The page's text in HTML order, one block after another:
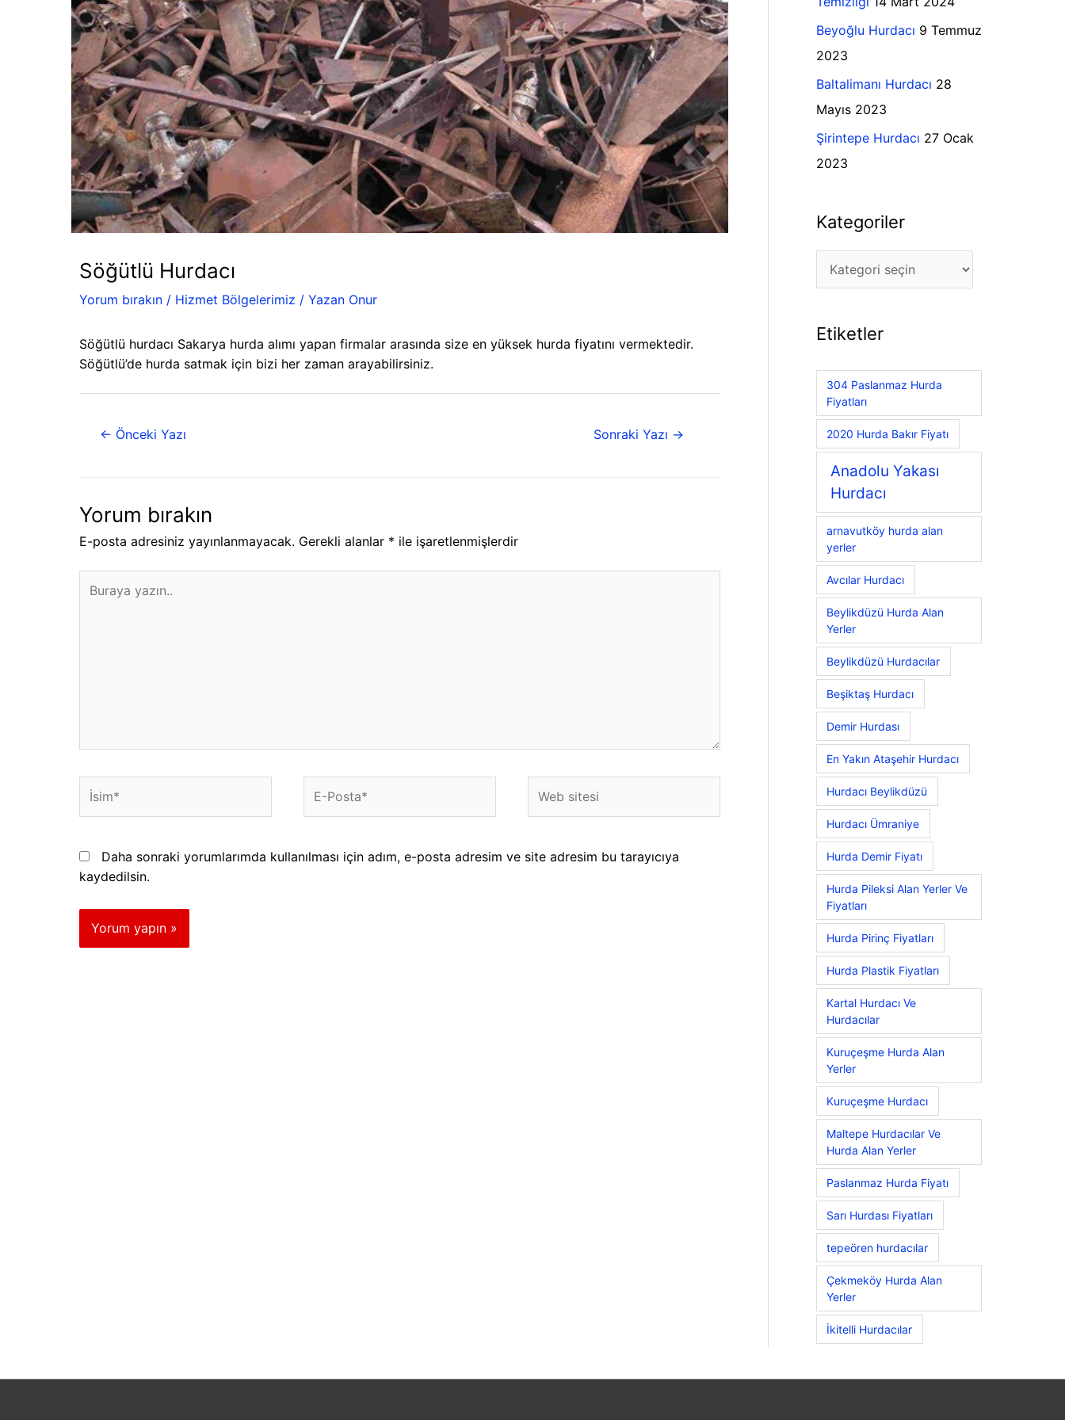
Söğütlü Hurdacı
Yorum bırakın / Hizmet Bölgelerimiz / Yazan Onur
Söğütlü hurdacı Sakarya hurda alımı yapan firmalar arasında size en yüksek hurda fiyatını vermektedir.
Söğütlü’de hurda satmak için bizi her zaman arayabilirsiniz.
← Önceki Yazı Sonraki Yazı →
Yorum bırakın
E-posta adresiniz yayınlanmayacak. Gerekli alanlar * ile işaretlenmişlerdir
yazın..
İsim*
Posta*
sitesi
Daha sonraki yorumlarımda kullanılması için adım, e-posta adresim ve site adresim bu tarayıcıya
kaydedilsin.
r
Beyoğlu Hurdacı 9 Temmuz
2023
Baltalimanı Hurdacı 28
Mayıs 2023
Şirintepe Hurdacı 27 Ocak
2023
Kategoriler
e
r
Etiketler
304 Paslanmaz Hurda
Fiyatları
2020 Hurda Bakır Fiyatı
Anadolu Yakası
Hurdacı
arnavutköy hurda alan
yerler
Avcılar Hurdacı
Beylikdüzü Hurda Alan
Yerler
Beylikdüzü Hurdacılar
Beşiktaş Hurdacı
Demir Hurdası
En Yakın Ataşehir Hurdacı
Hurdacı Beylikdüzü
Hurdacı Ümraniye
Hurda Demir Fiyatı
Hurda Pileksi Alan Yerler Ve
Fiyatları
Hurda Pirinç Fiyatları
Hurda Plastik Fiyatları
Kartal Hurdacı Ve
Hurdacılar
Kuruçeşme Hurda Alan
Yerler
Kuruçeşme Hurdacı
Maltepe Hurdacılar Ve
Hurda Alan Yerler
Paslanmaz Hurda Fiyatı
Sarı Hurdası Fiyatları
tepeören hurdacılar
Çekmeköy Hurda Alan
Yerler
İkitelli Hurdacılar